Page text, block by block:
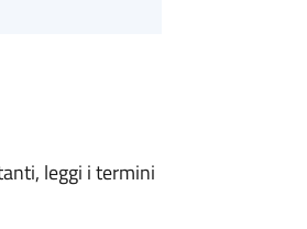
leggi i termini